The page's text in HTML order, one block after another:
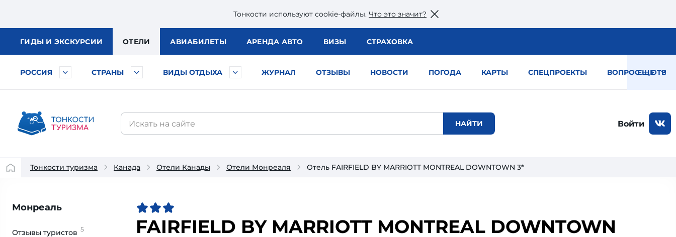
Тонкости используют сookie-файлы. Что это значит?
ГИДЫ И ЭКСКУРСИИ ОТЕЛИ АВИАБИЛЕТЫ АРЕНДА АВТО ВИЗЫ СТРАХОВКА
РОССИЯ СТРАНЫ ВИДЫ ОТДЫХА ЖУРНАЛ ОТЗЫВЫ НОВОСТИ ПОГОДА КАРТЫ СПЕЦПРОЕКТЫ ВОПРОС — ОТВЕТ
ЕЩЕ
Войти
Тонкости туризма Канада Отели Канады Отели Монреаля Отель FAIRFIELD BY MARRIOTT MONTREAL DOWNTOWN 3*
Монреаль
Отзывы туристов 5 FAIRFIELD BY MARRIOTT MONTREAL DOWNTOWN